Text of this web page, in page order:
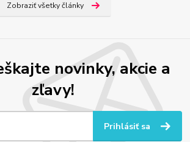
Zobraziť všetky články
novinky, akcie a
zľavy!
Prihlásiť sa